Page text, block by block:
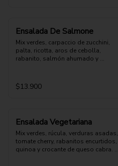
Ensalada De Salmone
Mix verdes, carpaccio de zucchini,
palta, ricotta, aros de cebolla,
rabanito, salmón ahumado y
$13.900
Ensalada Vegetariana
Mix verdes, rúcula, verduras asadas,
tomate cherry, rabanitos encurtidos,
quinoa y crocante de queso cabra.